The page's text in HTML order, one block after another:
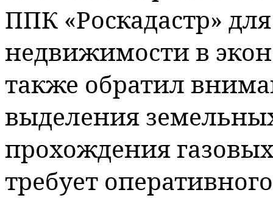
ППК «Роскадастр»
недвижимости в
также обратил
выделения
прохождения
требует